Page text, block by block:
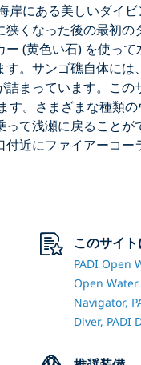
岸にある美しいダイ
くなった後の最初
(黄色い石) を使っ
。サンゴ礁自体に
まっています。こ
す。さまざまな種類
て浅瀬に戻ること
近にファイアーコ
このサイ
PADI Open
Open Water
Navigator,
Diver, PADI